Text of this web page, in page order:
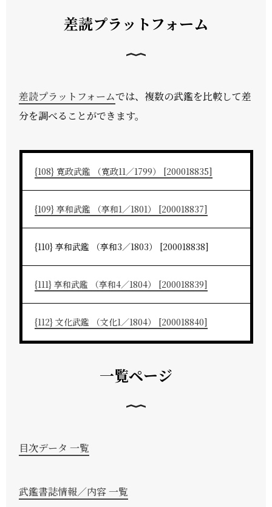
差読プラットフォーム
差読プラットフォームでは、複数の武鑑を比較して差
分を調べることができます。
{108} 寛政武鑑 （寛政11／1799） [200018835]
{109} 享和武鑑 （享和1／1801） [200018837]
{110} 享和武鑑 （享和3／1803） [200018838]
{111} 享和武鑑 （享和4／1804） [200018839]
{112} 文化武鑑 （文化1／1804） [200018840]
一覧ページ
目次データ 一覧
武鑑書誌情報／内容 一覧